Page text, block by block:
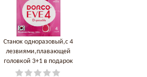
Станок одноразовый,с 4
лезвиями,плавающей
головкой 3+1 в подарок
DORCO КОРЕЯ, РЕСПУБЛИКА